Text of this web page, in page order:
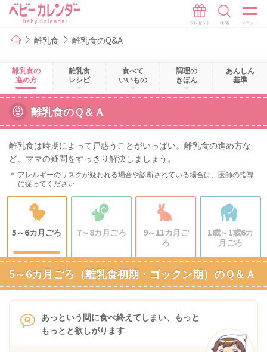
離乳食 離乳食のQ&A
離乳食の
進め方
離乳食
レシピ
食べて
いいもの
調理の
きほん
あんしん
基準
離乳食のＱ＆Ａ
離乳食は時期によって戸惑うことがいっぱい。離乳食の進め方な
ど、ママの疑問をすっきり解決しましょう。
アレルギーのリスクが疑われる場合や診断されている場合は、医師の指導
に従ってください
5～6カ月ごろ 7～8カ月ごろ
9～11カ月ご
ろ
1歳～1歳6カ
月ごろ
5～6カ月ごろ（離乳食初期・ゴックン期）のＱ＆Ａ
あっという間に食べ終えてしまい、もっと
もっとと欲しがります